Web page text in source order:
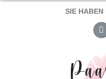
SIE HABEN